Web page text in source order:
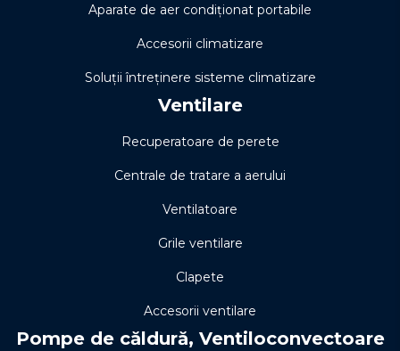
Aparate de aer condiționat portabile
Accesorii climatizare
Soluţii întreţinere sisteme climatizare
Ventilare
Recuperatoare de perete
Centrale de tratare a aerului
Ventilatoare
Grile ventilare
Clapete
Accesorii ventilare
Pompe de căldură, Ventiloconvectoare